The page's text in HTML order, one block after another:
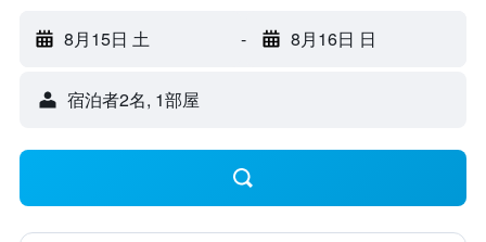
8月15日 土 - 8月16日 日
宿泊者2名, 1​部屋